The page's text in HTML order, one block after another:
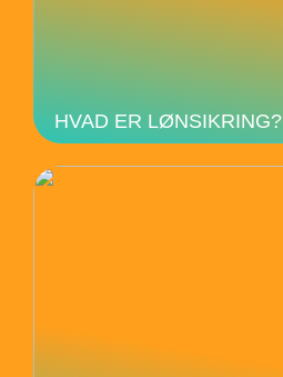
HVAD ER LØNSIKRING?